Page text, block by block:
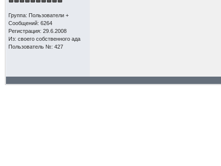
Группа: Пользователи +
Сообщений: 6264
Регистрация: 29.6.2008
Из: своего собственного ада
Пользователь №: 427